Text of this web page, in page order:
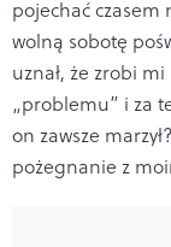
pojechać czasem
wolną sobotę
uznał, że zrobi
„problemu” i za
on zawsze
pożegnanie z